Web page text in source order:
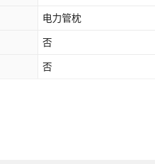
电力管枕
否
否